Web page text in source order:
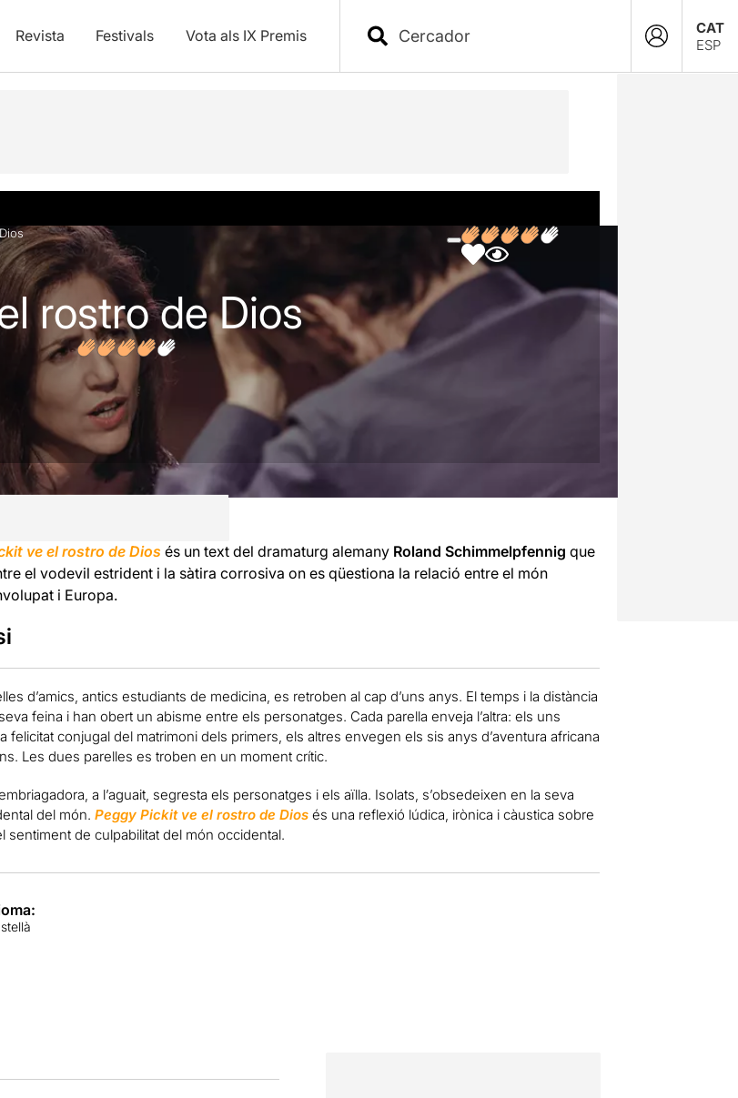
Revista Festivals Vota als IX Premis
CAT
ESP
Articles
rostro de Dios
ve el rostro de Dios és un text del dramaturg alemany Roland Schimmelpfennig que
el vodevil estrident i la sàtira corrosiva on es qüestiona la relació entre el món
i Europa.
d’amics, antics estudiants de medicina, es retroben al cap d’uns anys. El temps i la distància
feina i han obert un abisme entre els personatges. Cada parella enveja l’altra: els uns
felicitat conjugal del matrimoni dels primers, els altres envegen els sis anys d’aventura africana
Les dues parelles es troben en un moment crític.
a l’aguait, segresta els personatges i els aïlla. Isolats, s’obsedeixen en la seva
del món. Peggy Pickit ve el rostro de Dios és una reflexió lúdica, irònica i càustica sobre
sentiment de culpabilitat del món occidental.